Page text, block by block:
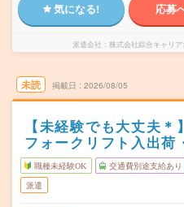
気になる! 応募
派遣会社 株式会社綜合キャリ
未読 掲載日 2026/08/05
【未経験でも大丈夫
フォークリフト入出荷
職種未経験OK 交通費別途支給あり
派遣